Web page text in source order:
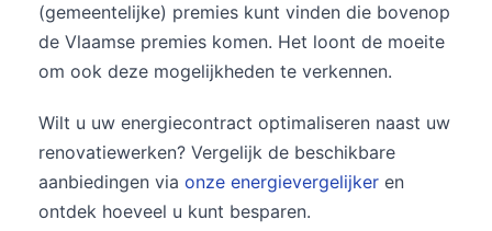
(gemeentelijke) premies kunt vinden die bovenop
de Vlaamse premies komen. Het loont de moeite
om ook deze mogelijkheden te verkennen.
Wilt u uw energiecontract optimaliseren naast uw
renovatiewerken? Vergelijk de beschikbare
aanbiedingen via onze energievergelijker en
ontdek hoeveel u kunt besparen.